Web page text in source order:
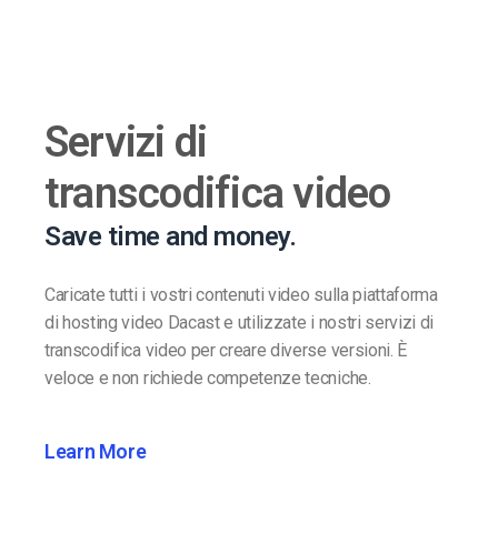
Servizi di
transcodifica video
Save time and money.
Caricate tutti i vostri contenuti video sulla piattaforma
di hosting video Dacast e utilizzate i nostri servizi di
transcodifica video per creare diverse versioni. È
veloce e non richiede competenze tecniche.
Learn More